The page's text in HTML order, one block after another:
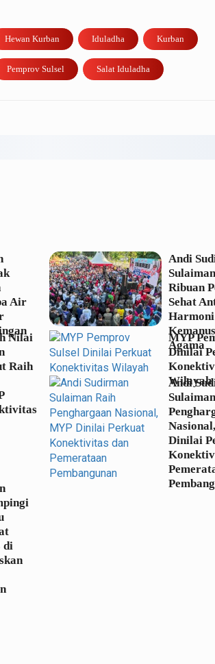
Hewan Kurban Iduladha Kurban
Pemprov Sulsel Salat Iduladha
Air
Andi
Ribuan
Sehat
Harmoni
Agama
Nilai
Raih
MYP
Dinilai
Wilayah
Andi
Dinilai
di